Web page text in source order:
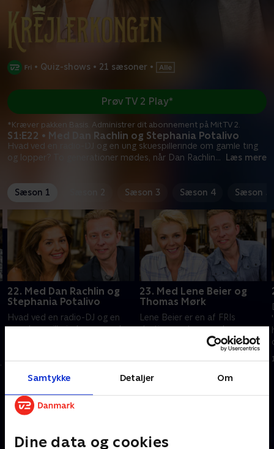
Samtykke Detaljer Om
Dine data og cookies
• Quiz-shows • 21 sæsoner •
S1:E22 • Med Dan Rachlin og Stephania Potalivo
Hvad ved en radio-DJ og en ung skuespillerinde om gamle ting
og lopper? To generationer mødes, når Dan Rachlin... Læs mere
Prøv TV 2 Play*
*Kræver pakken Basis. Administrer dit abonnement på Mit TV 2.
Sæson 1 Sæson 2 Sæson 3 Sæson 4 Sæson 5
22. Med Dan Rachlin og
Stephania Potalivo
Hvad ved en radio-DJ og en
ung skuespillerinde om gamle
Rachlin og Stephania Potalivo
er modstandere i
styrer løjerne og
auktionshammeren, så
23. Med Lene Beier og
Thomas Mørk
Lene Beier er en af FRIs
dygtige værter, men hvor
dygtig er hun mon til at købe,
sælge og krejle? Lenes
modstander i 'Krejlerkongen' er
skuespiller Thomas Mørk, og
klar med hammeren og styrer
Andre så også